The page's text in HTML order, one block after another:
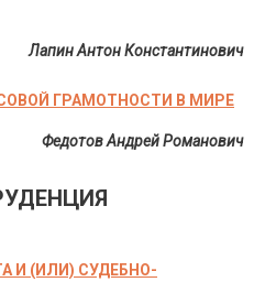
Лапин Антон Константинович
ГРАМОТНОСТИ В МИРЕ
Федотов Андрей Романович
И (ИЛИ) СУДЕБНО-